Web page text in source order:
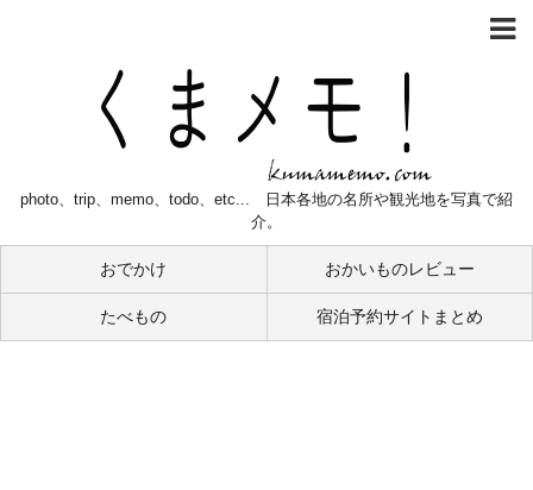
photo、trip、memo、todo、etc... 日本各地の名所や観光地を写真で紹
介。
おでかけ おかいものレビュー
たべもの 宿泊予約サイトまとめ